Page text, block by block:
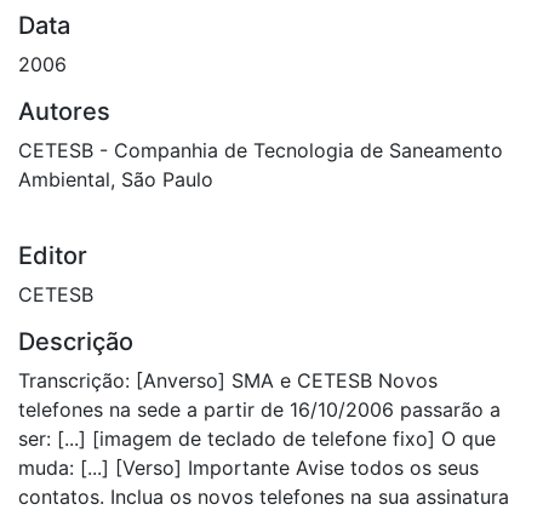
Data
2006
Autores
CETESB - Companhia de Tecnologia de Saneamento
Ambiental, São Paulo
Editor
CETESB
Descrição
Transcrição: [Anverso] SMA e CETESB Novos
telefones na sede a partir de 16/10/2006 passarão a
ser: [...] [imagem de teclado de telefone fixo] O que
muda: [...] [Verso] Importante Avise todos os seus
contatos. Inclua os novos telefones na sua assinatura